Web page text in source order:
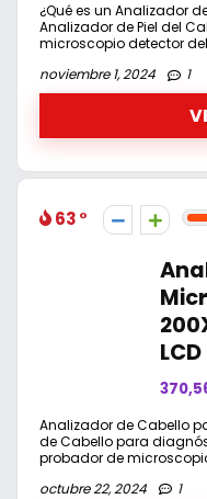
¿Qué es un Analizador
Analizador de Piel del
microscopio detector
noviembre 1, 2024
1
63
Analizador de Cabello
de Cabello para
probador de
octubre 22, 2024
1